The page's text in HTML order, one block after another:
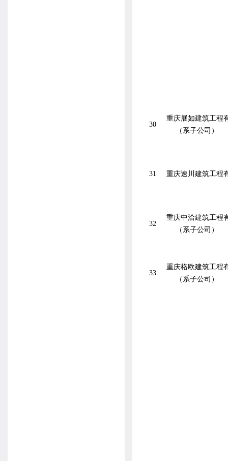
30
重庆展如建筑工程
（系子公司）
31 重庆速川建筑工程
32
重庆中洽建筑工程
（系子公司）
33
重庆格欧建筑工程
（系子公司）